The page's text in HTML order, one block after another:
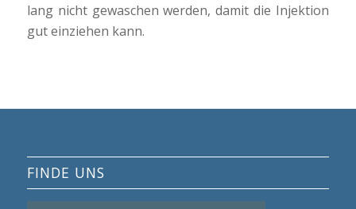
lang nicht gewaschen werden, damit die Injektion
gut einziehen kann.
FINDE UNS